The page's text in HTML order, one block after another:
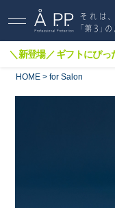
＼新登場／ ギフトにぴっ
HOME for Salon